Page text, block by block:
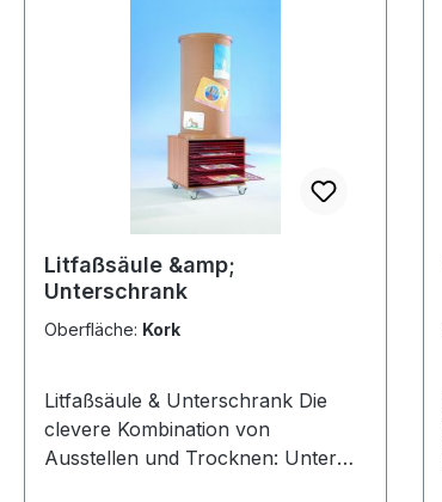
Litfaßsäule &amp;
Unterschrank
Oberfläche: Kork
Litfaßsäule & Unterschrank Die
clevere Kombination von
Ausstellen und Trocknen: Unter